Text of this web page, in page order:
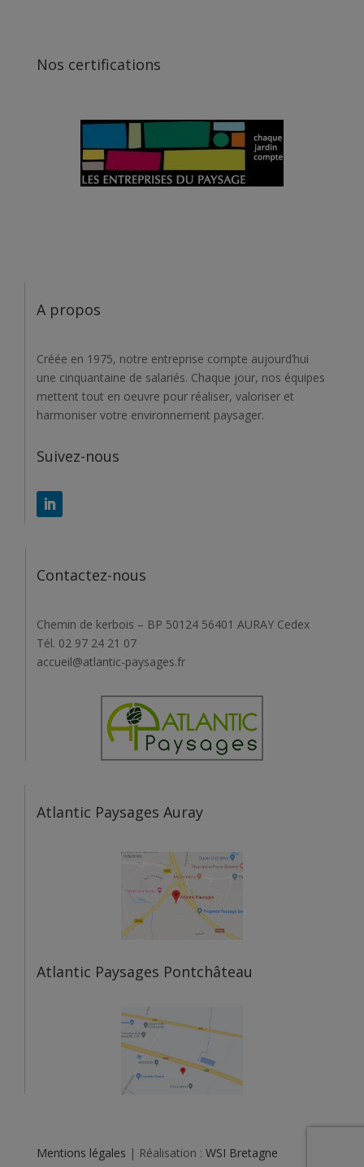
Nos certifications
A propos
Créée en 1975, notre entreprise compte aujourd’hui
une cinquantaine de salariés. Chaque jour, nos équipes
mettent tout en oeuvre pour réaliser, valoriser et
harmoniser votre environnement paysager.
Suivez-nous
Contactez-nous
Chemin de kerbois – BP 50124 56401 AURAY Cedex
Tél. 02 97 24 21 07
accueil@atlantic-paysages.fr
Atlantic Paysages Auray
Atlantic Paysages Pontchâteau
Mentions légales | Réalisation : WSI Bretagne